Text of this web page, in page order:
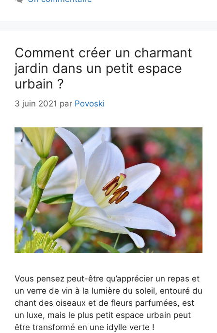
Comment créer un charmant
jardin dans un petit espace
urbain ?
3 juin 2021 par Povoski
Vous pensez peut-être qu’apprécier un repas et
un verre de vin à la lumière du soleil, entouré du
chant des oiseaux et de fleurs parfumées, est
un luxe, mais le plus petit espace urbain peut
être transformé en une idylle verte !